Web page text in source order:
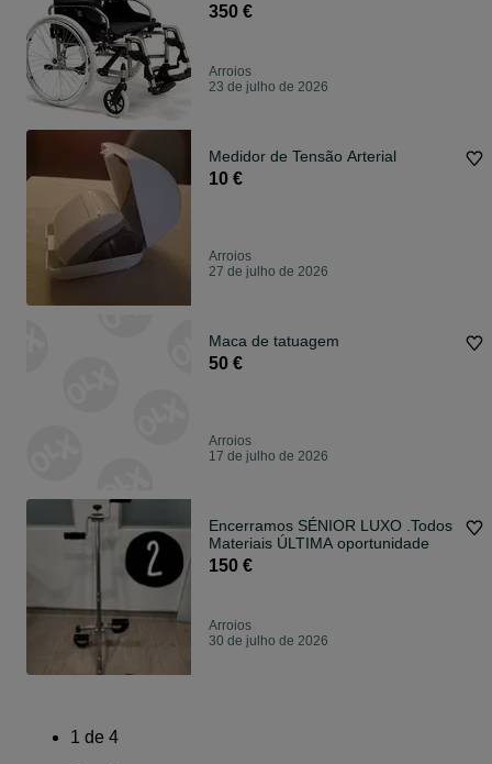
350 €
Arroios
23 de julho de 2026
Medidor de Tensão Arterial
10 €
Arroios
27 de julho de 2026
Maca de tatuagem
50 €
Arroios
17 de julho de 2026
Encerramos SÉNIOR LUXO .Todos
Materiais ÚLTIMA oportunidade
150 €
Arroios
30 de julho de 2026
1 de 4